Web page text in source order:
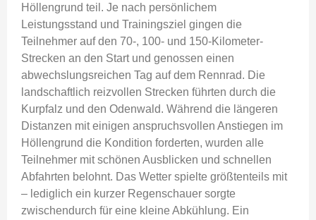
Höllengrund teil. Je nach persönlichem
Leistungsstand und Trainingsziel gingen die
Teilnehmer auf den 70-, 100- und 150-Kilometer-
Strecken an den Start und genossen einen
abwechslungsreichen Tag auf dem Rennrad. Die
landschaftlich reizvollen Strecken führten durch die
Kurpfalz und den Odenwald. Während die längeren
Distanzen mit einigen anspruchsvollen Anstiegen im
Höllengrund die Kondition forderten, wurden alle
Teilnehmer mit schönen Ausblicken und schnellen
Abfahrten belohnt. Das Wetter spielte größtenteils mit
– lediglich ein kurzer Regenschauer sorgte
zwischendurch für eine kleine Abkühlung. Ein